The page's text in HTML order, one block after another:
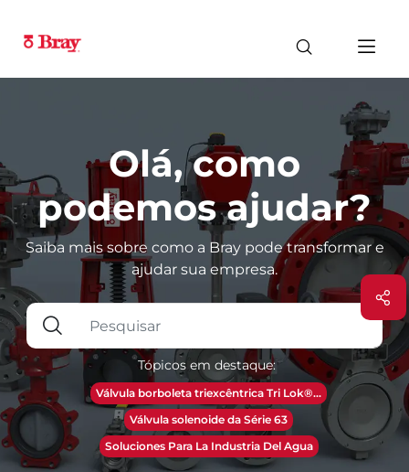
Olá, como
podemos ajudar?
Saiba mais sobre como a Bray pode transformar e
ajudar sua empresa.
Tópicos em destaque:
Válvula borboleta triexcêntrica Tri Lok®...
Válvula solenoide da Série 63
Soluciones Para La Industria Del Agua